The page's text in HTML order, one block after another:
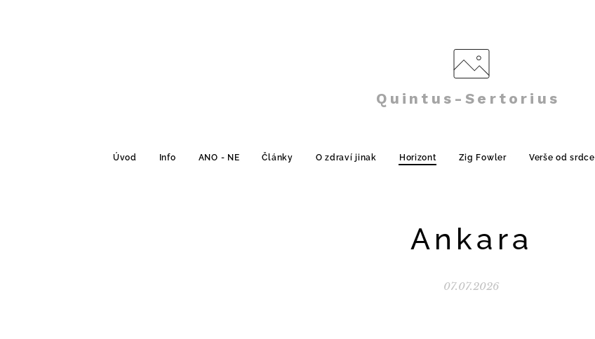
Quintus-Sertorius
Úvod Info ANO - NE Články O zdraví jinak Horizont Zig Fowler Verše od srdce
Ankara
07.07.2026